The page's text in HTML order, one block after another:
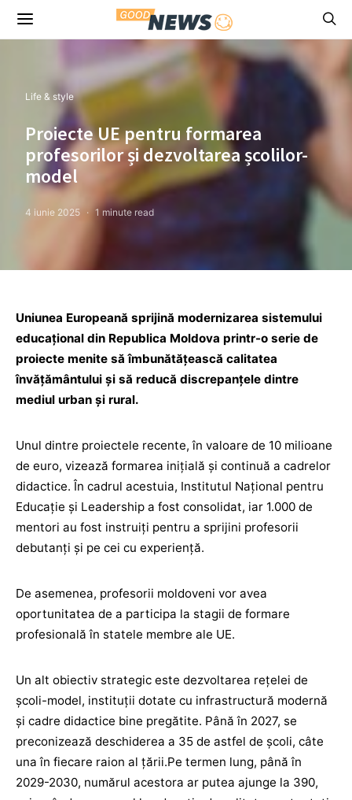
Life & style
Proiecte UE pentru formarea
profesorilor și dezvoltarea școlilor-
model
4 iunie 2025 1 minute read
Uniunea Europeană sprijină modernizarea sistemului
educațional din Republica Moldova printr-o serie de
proiecte menite să îmbunătățească calitatea
învățământului și să reducă discrepanțele dintre
mediul urban și rural.
Unul dintre proiectele recente, în valoare de 10 milioane
de euro, vizează formarea inițială și continuă a cadrelor
didactice. În cadrul acestuia, Institutul Național pentru
Educație și Leadership a fost consolidat, iar 1.000 de
mentori au fost instruiți pentru a sprijini profesorii
debutanți și pe cei cu experiență.
De asemenea, profesorii moldoveni vor avea
oportunitatea de a participa la stagii de formare
profesională în statele membre ale UE.
Un alt obiectiv strategic este dezvoltarea rețelei de
școli-model, instituții dotate cu infrastructură modernă
și cadre didactice bine pregătite. Până în 2027, se
preconizează deschiderea a 35 de astfel de școli, câte
una în fiecare raion al țării.Pe termen lung, până în
2029-2030, numărul acestora ar putea ajunge la 390,